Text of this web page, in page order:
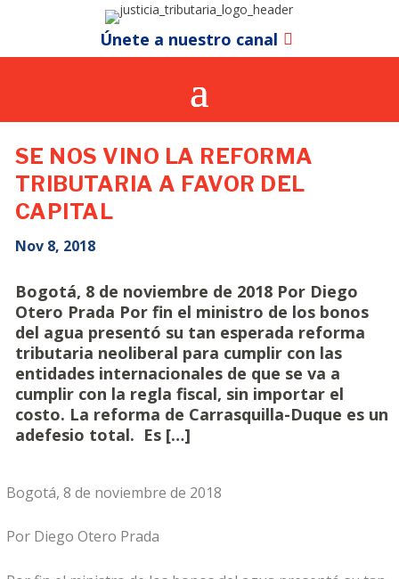
Únete a nuestro canal
SE NOS VINO LA REFORMA
TRIBUTARIA A FAVOR DEL
CAPITAL
Nov 8, 2018
Bogotá, 8 de noviembre de 2018 Por Diego
Otero Prada Por fin el ministro de los bonos
del agua presentó su tan esperada reforma
tributaria neoliberal para cumplir con las
entidades internacionales de que se va a
cumplir con la regla fiscal, sin importar el
costo. La reforma de Carrasquilla-Duque es un
adefesio total. Es […]
Bogotá, 8 de noviembre de 2018
Por Diego Otero Prada